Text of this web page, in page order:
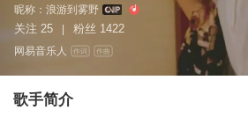
昵称： 浪游到雾野
关注 25 粉丝 1422
网易音乐人 作词 作曲
歌手简介